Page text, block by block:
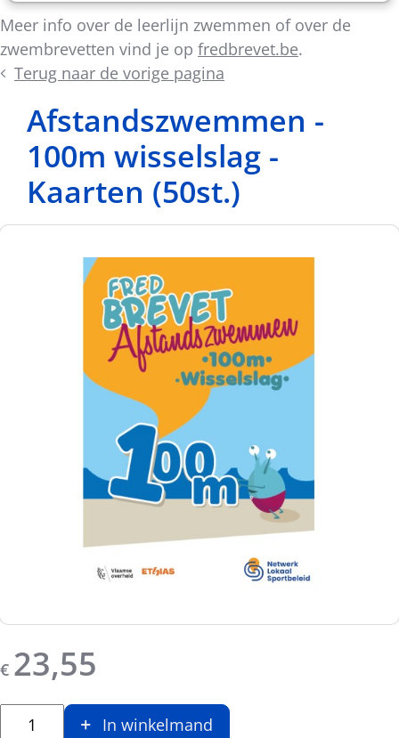
Meer info over de leerlijn zwemmen of over de
zwembrevetten vind je op fredbrevet.be.
Terug naar de vorige pagina
Afstandszwemmen -
100m wisselslag -
Kaarten (50st.)
€ 23,55
In winkelmand